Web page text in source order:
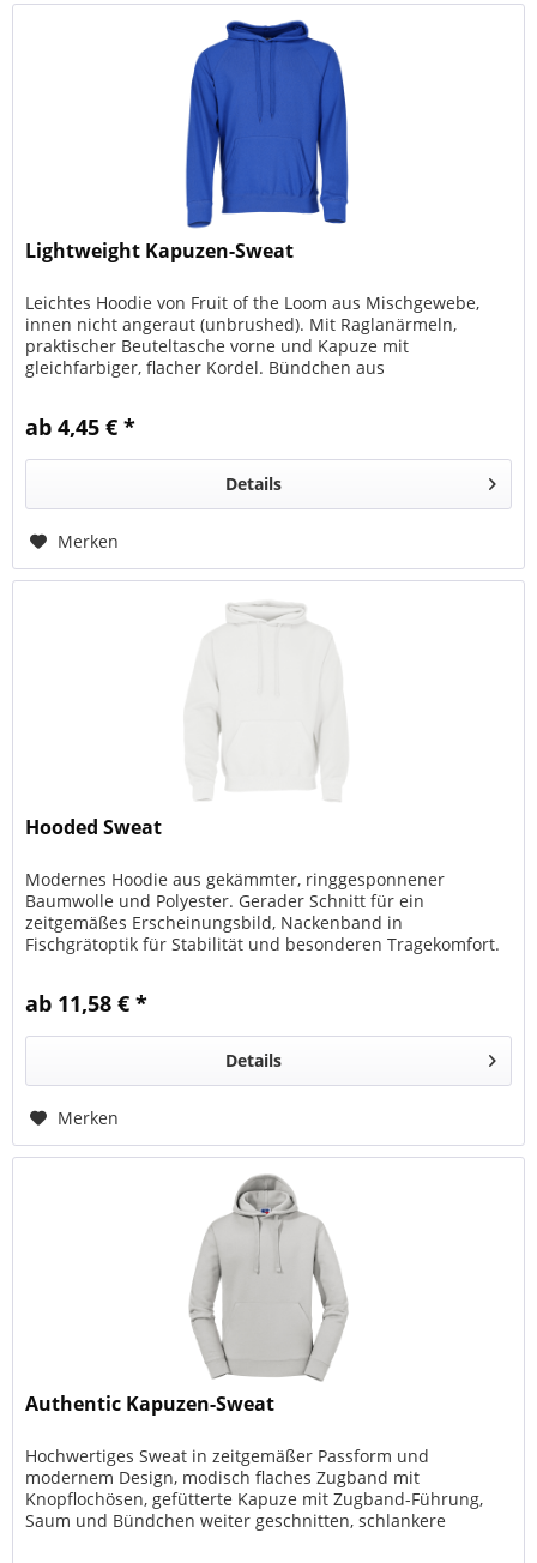
Lightweight Kapuzen-Sweat
Leichtes Hoodie von Fruit of the Loom aus Mischgewebe,
innen nicht angeraut (unbrushed). Mit Raglanärmeln,
praktischer Beuteltasche vorne und Kapuze mit
gleichfarbiger, flacher Kordel. Bündchen aus
ab 4,45 € *
Details
Merken
Hooded Sweat
Modernes Hoodie aus gekämmter, ringgesponnener
Baumwolle und Polyester. Gerader Schnitt für ein
zeitgemäßes Erscheinungsbild, Nackenband in
Fischgrätoptik für Stabilität und besonderen Tragekomfort.
ab 11,58 € *
Details
Merken
Authentic Kapuzen-Sweat
Hochwertiges Sweat in zeitgemäßer Passform und
modernem Design, modisch flaches Zugband mit
Knopflochösen, gefütterte Kapuze mit Zugband-Führung,
Saum und Bündchen weiter geschnitten, schlankere